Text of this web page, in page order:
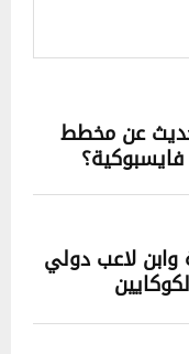
عن مخطط
وابن لاعب دولي